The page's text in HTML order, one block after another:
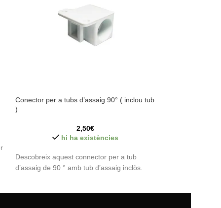
Conector per a tubs d’assaig 90° ( inclou tub
)
2,50€
hi ha existències
Descobreix aquest connector per a tub
d’assaig de 90 ° amb tub d’assaig inclòs.